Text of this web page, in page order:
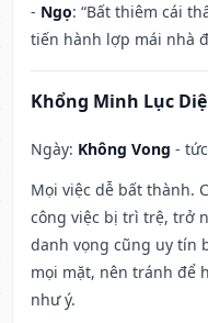
- Ngọ: “Bất thiêm cái
tiến hành lợp mái nhà
Khổng Minh Lục
Ngày: Không Vong -
Mọi việc dễ bất thành.
công việc bị trì trệ, trở
danh vọng cũng uy tín
mọi mặt, nên tránh để
như ý.